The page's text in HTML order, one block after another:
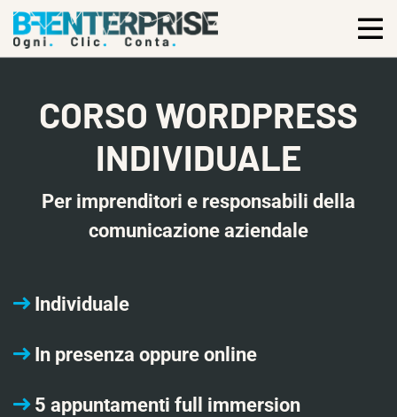
CORSO WORDPRESS
INDIVIDUALE
Per imprenditori e responsabili della
comunicazione aziendale
Individuale
In presenza oppure online
5 appuntamenti full immersion